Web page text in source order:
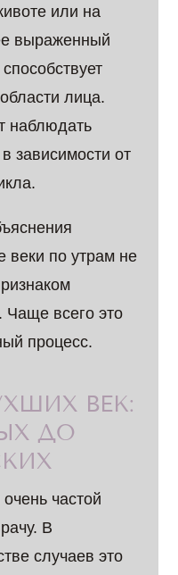
или на
выраженный
лица.
наблюдать
зависимости от
веки по утрам не
Чаще всего это
процесс.
ВЕК:
ДО
частой
В
случаев это